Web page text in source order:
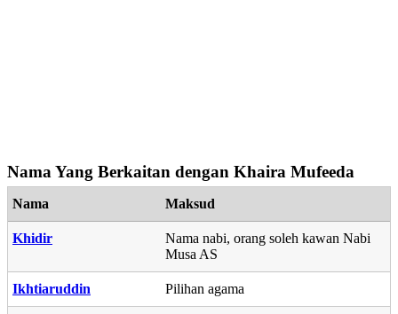
Nama Yang Berkaitan dengan Khaira Mufeeda
Nama Maksud
Khidir
Nama nabi, orang soleh kawan Nabi
Musa AS
Ikhtiaruddin Pilihan agama